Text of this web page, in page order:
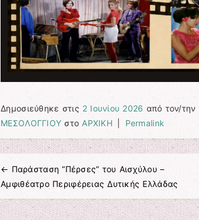
Δημοσιεύθηκε στις 2 Ιουνίου 2026 από τον/την
ΜΕΣΟΛΟΓΓΙΟΥ στοΑΡΧΙΚΗ Permalink
Πλοήγηση άρθρων
← Παράσταση “Πέρσες” του Αισχύλου –
Αμφιθέατρο Περιφέρειας Δυτικής Ελλάδας